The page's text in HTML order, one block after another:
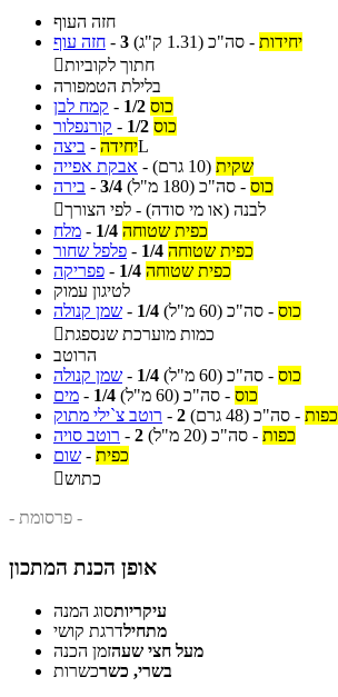
חזה העוף
חזה עוף - 3 יחידות - סה"כ (1.31 ק"ג)
חתוך לקוביות
בלילת הטמפורה
קמח לבן - 1/2 כוס
קורנפלור - 1/2 כוס
ביצה - יחידהL
אבקת אפייה - שקית (10 גרם)
בירה - 3/4 כוס - סה"כ (180 מ"ל)
לבנה (או מי סודה) - לפי הצורך
מלח - 1/4 כפית שטוחה
פלפל שחור - 1/4 כפית שטוחה
פפריקה - 1/4 כפית שטוחה
לטיגון עמוק
שמן קנולה - 1/4 כוס - סה"כ (60 מ"ל)
כמות מוערכת שנספגת
הרוטב
שמן קנולה - 1/4 כוס - סה"כ (60 מ"ל)
מים - 1/4 כוס - סה"כ (60 מ"ל)
רוטב צ`ילי מתוק - 2 כפות - סה"כ (48 גרם)
רוטב סויה - 2 כפות - סה"כ (20 מ"ל)
שום - כפית
כתוש
- פרסומת -
אופן הכנת המתכון
עיקריותסוג המנה
מתחילדרגת קושי
מעל חצי שעהזמן הכנה
בשרי, כשרכשרות